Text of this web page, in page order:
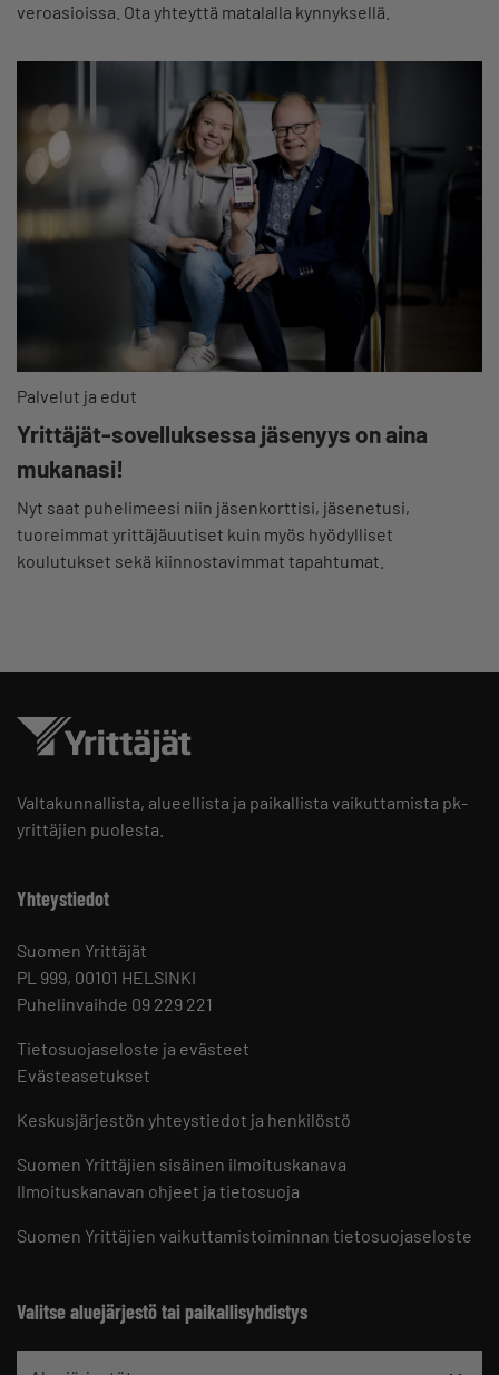
veroasioissa. Ota yhteyttä matalalla kynnyksellä.
Palvelut ja edut
Yrittäjät-sovelluksessa jäsenyys on aina
mukanasi!
Nyt saat puhelimeesi niin jäsenkorttisi, jäsenetusi,
tuoreimmat yrittäjäuutiset kuin myös hyödylliset
koulutukset sekä kiinnostavimmat tapahtumat.
Valtakunnallista, alueellista ja paikallista vaikuttamista pk-
yrittäjien puolesta.
Yhteystiedot
Suomen Yrittäjät
PL 999, 00101 HELSINKI
Puhelinvaihde 09 229 221
Tietosuojaseloste ja evästeet
Evästeasetukset
Keskusjärjestön yhteystiedot ja henkilöstö
Suomen Yrittäjien sisäinen ilmoituskanava
Ilmoituskanavan ohjeet ja tietosuoja
Suomen Yrittäjien vaikuttamistoiminnan tietosuojaseloste
Valitse aluejärjestö tai paikallisyhdistys